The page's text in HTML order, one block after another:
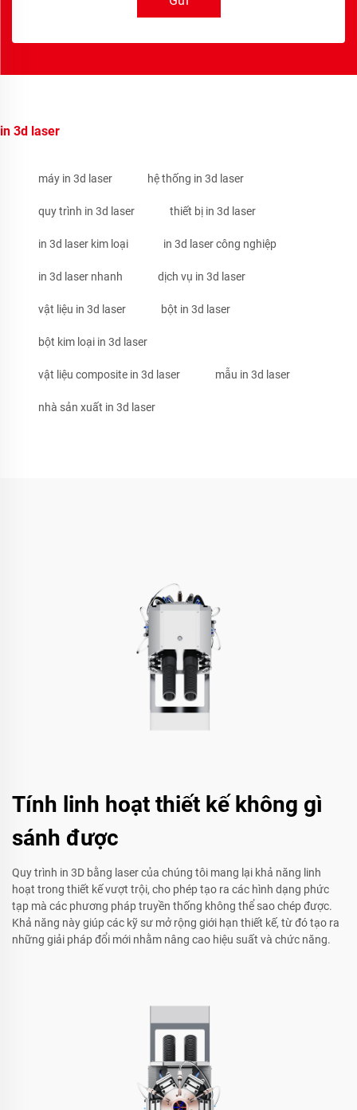
in 3d laser
máy in 3d laser hệ thống in 3d laser
quy trình in 3d laser thiết bị in 3d laser
in 3d laser kim loại in 3d laser công nghiệp
in 3d laser nhanh dịch vụ in 3d laser
vật liệu in 3d laser bột in 3d laser
bột kim loại in 3d laser
vật liệu composite in 3d laser mẫu in 3d laser
nhà sản xuất in 3d laser
Tính linh hoạt thiết kế không gì
sánh được
Quy trình in 3D bằng laser của chúng tôi mang lại khả năng linh
hoạt trong thiết kế vượt trội, cho phép tạo ra các hình dạng phức
tạp mà các phương pháp truyền thống không thể sao chép được.
Khả năng này giúp các kỹ sư mở rộng giới hạn thiết kế, từ đó tạo ra
những giải pháp đổi mới nhằm nâng cao hiệu suất và chức năng.